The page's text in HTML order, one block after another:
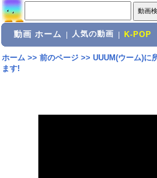
動画 ホーム 人気の動画 K-POP
ホーム>> 前のページ>> UUUM(ウーム)に
ます!